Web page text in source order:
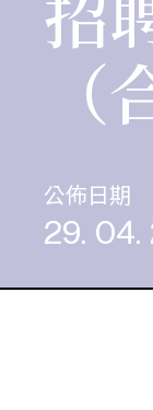
（
公佈日期
29.